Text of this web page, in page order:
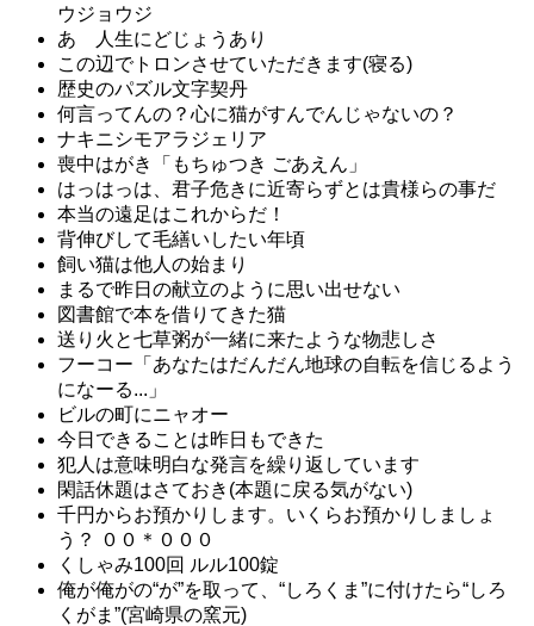
ウジョウジ
あゝ人生にどじょうあり
この辺でトロンさせていただきます(寝る)
歴史のパズル文字契丹
何言ってんの？心に猫がすんでんじゃないの？
ナキニシモアラジェリア
喪中はがき「もちゅつき ごあえん」
はっはっは、君子危きに近寄らずとは貴様らの事だ
本当の遠足はこれからだ！
背伸びして毛繕いしたい年頃
飼い猫は他人の始まり
まるで昨日の献立のように思い出せない
図書館で本を借りてきた猫
送り火と七草粥が一緒に来たような物悲しさ
フーコー「あなたはだんだん地球の自転を信じるよう
になーる...」
ビルの町にニャオー
今日できることは昨日もできた
犯人は意味明白な発言を繰り返しています
閑話休題はさておき(本題に戻る気がない)
千円からお預かりします。いくらお預かりしましょ
う？ ００＊０００
くしゃみ100回 ルル100錠
俺が俺がの“が”を取って、“しろくま”に付けたら“しろ
くがま”(宮崎県の窯元)